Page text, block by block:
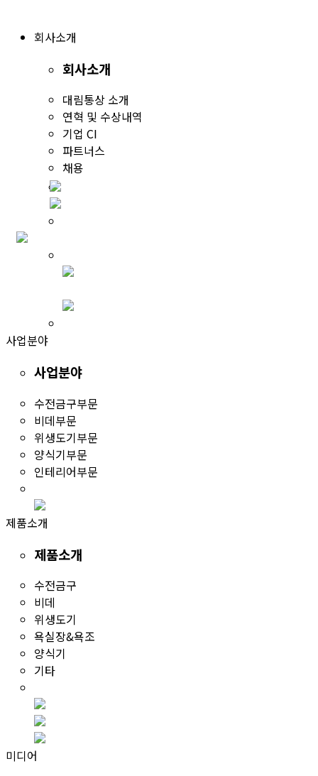
회사소개
회사소개
대림통상 소개
연혁 및 수상내역
기업 CI
파트너스
채용
사업분야
사업분야
수전금구부문
비데부문
위생도기부문
양식기부문
인테리어부문
제품소개
제품소개
수전금구
비데
위생도기
욕실장&욕조
양식기
기타
미디어